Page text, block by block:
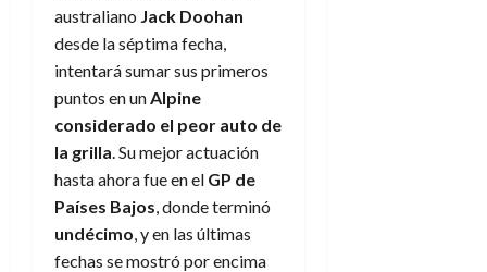
australiano Jack Doohan
desde la séptima fecha,
intentará sumar sus primeros
puntos en unAlpine
considerado el peor auto de
la grilla. Su mejor actuación
hasta ahora fue en el GP de
Países Bajos, donde terminó
undécimo, y en las últimas
fechas se mostró por encima